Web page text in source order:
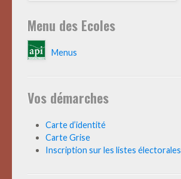
Menu des Ecoles
Menus
Vos démarches
Carte d’identité
Carte Grise
Inscription sur les listes électorales